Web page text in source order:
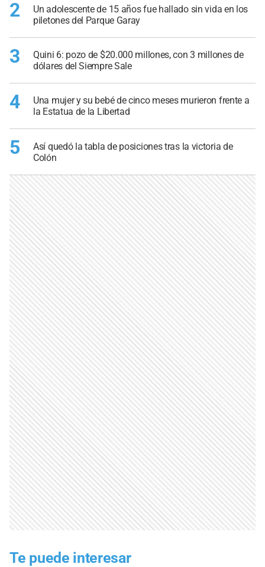
2
Un adolescente de 15 años fue hallado sin vida en los
piletones del Parque Garay
3
Quini 6: pozo de $20.000 millones, con 3 millones de
dólares del Siempre Sale
4
Una mujer y su bebé de cinco meses murieron frente a
la Estatua de la Libertad
5
Así quedó la tabla de posiciones tras la victoria de
Colón
Te puede interesar